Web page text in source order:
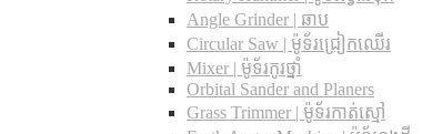
Angle Grinder | ឆាប
Circular Saw​ | ម៉ូទ័រជ្រៀកឈើរ
Mixer | ម៉ូទ័រកូរថ្នាំ
Orbital Sander and Planers
Grass Trimmer | ម៉ូទ័រកាត់ស្មៅ